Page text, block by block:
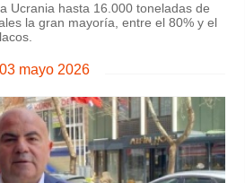
Ucrania hasta 16.000 toneladas de
la gran mayoría, entre el 80% y el
03 mayo 2026